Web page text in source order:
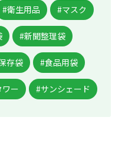
#衛生用品 #マスク
#新聞整理袋
存袋 #食品用袋
ー #サンシェード